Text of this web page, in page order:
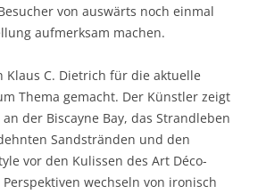
von auswärts noch einmal
aufmerksam machen.
Klaus C. Dietrich für die aktuelle
Thema gemacht. Der Künstler zeigt
der Biscayne Bay, das Strandleben
Sandstränden und den
vor den Kulissen des Art Déco-
Perspektiven wechseln von ironisch